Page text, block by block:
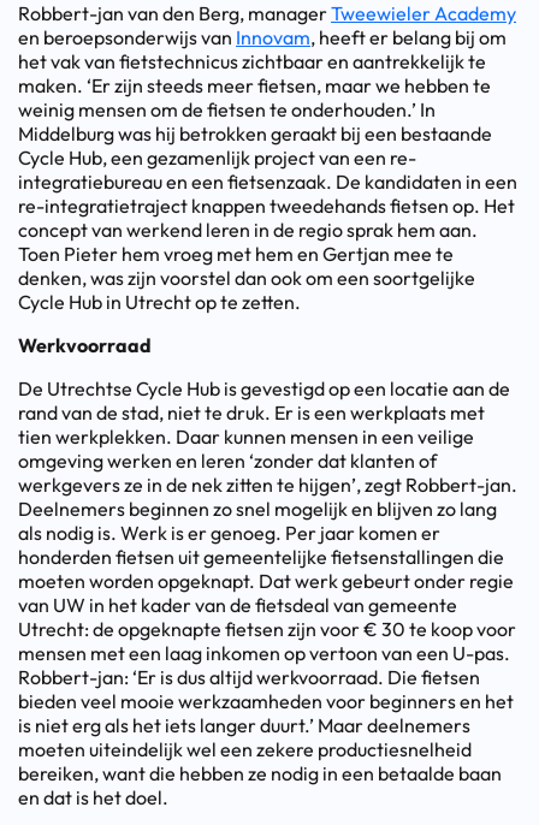
Robbert-jan van den Berg, managerTweewieler Academy
en beroepsonderwijs van Innovam, heeft er belang bij om
het vak van fietstechnicus zichtbaar en aantrekkelijk te
maken. ‘Er zijn steeds meer fietsen, maar we hebben te
weinig mensen om de fietsen te onderhouden.’ In
Middelburg was hij betrokken geraakt bij een bestaande
Cycle Hub, een gezamenlijk project van een re-
integratiebureau en een fietsenzaak. De kandidaten in een
re-integratietraject knappen tweedehands fietsen op. Het
concept van werkend leren in de regio sprak hem aan.
Toen Pieter hem vroeg met hem en Gertjan mee te
denken, was zijn voorstel dan ook om een soortgelijke
Cycle Hub in Utrecht op te zetten.
Werkvoorraad
De Utrechtse Cycle Hub is gevestigd op een locatie aan de
rand van de stad, niet te druk. Er is een werkplaats met
tien werkplekken. Daar kunnen mensen in een veilige
omgeving werken en leren ‘zonder dat klanten of
werkgevers ze in de nek zitten te hijgen’, zegt Robbert-jan.
Deelnemers beginnen zo snel mogelijk en blijven zo lang
als nodig is. Werk is er genoeg. Per jaar komen er
honderden fietsen uit gemeentelijke fietsenstallingen die
moeten worden opgeknapt. Dat werk gebeurt onder regie
van UW in het kader van de fietsdeal van gemeente
Utrecht: de opgeknapte fietsen zijn voor € 30 te koop voor
mensen met een laag inkomen op vertoon van een U-pas.
Robbert-jan: ‘Er is dus altijd werkvoorraad. Die fietsen
bieden veel mooie werkzaamheden voor beginners en het
is niet erg als het iets langer duurt.’ Maar deelnemers
moeten uiteindelijk wel een zekere productiesnelheid
bereiken, want die hebben ze nodig in een betaalde baan
en dat is het doel.